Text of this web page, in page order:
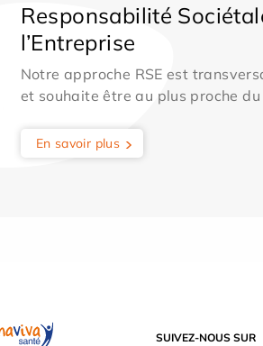
Responsabilité
l’Entreprise
Notre approche RSE est
et souhaite être au plus proche
En savoir plus
SUIVEZ-NOUS SUR